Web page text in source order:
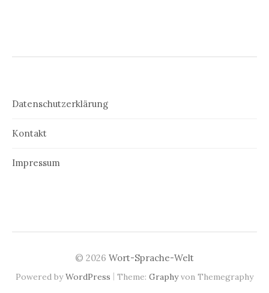
Datenschutzerklärung
Kontakt
Impressum
© 2026 Wort-Sprache-Welt
Powered byWordPress | Theme: Graphyvon Themegraphy